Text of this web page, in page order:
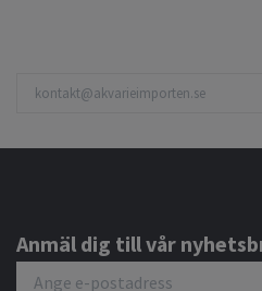
Anmäl dig till vår